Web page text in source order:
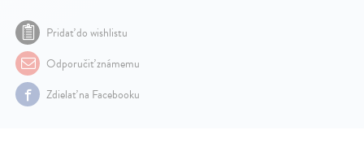
Pridať do wishlistu
Odporučiť známemu
Zdielať na Facebooku